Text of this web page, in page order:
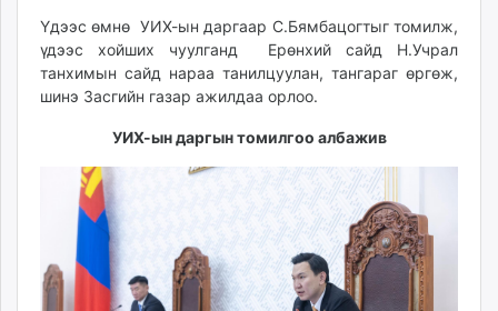
zuv.mn
mminfo.mn
ugluu.mn
urlag.mn
shudarga.mn
shuurhai.mn
unuudur.mn
isee.mn
mglradio.com
Үдээс өмнө УИХ-ын даргаар С.Бямбацогтыг томилж,
үдээс хойших чуулганд Ерөнхий сайд Н.Учрал
танхимын сайд нараа танилцуулан, тангараг өргөж,
шинэ Засгийн газар ажилдаа орлоо.
УИХ-ын даргын томилгоо албажив